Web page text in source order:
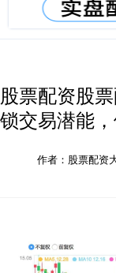
股票配资股
锁交易潜能
作者：股票配资